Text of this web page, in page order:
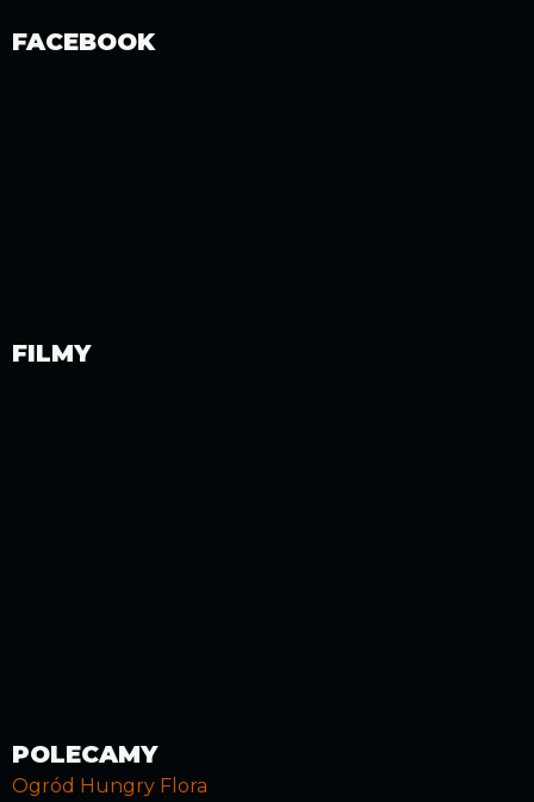
FACEBOOK
FILMY
POLECAMY
Ogród Hungry Flora